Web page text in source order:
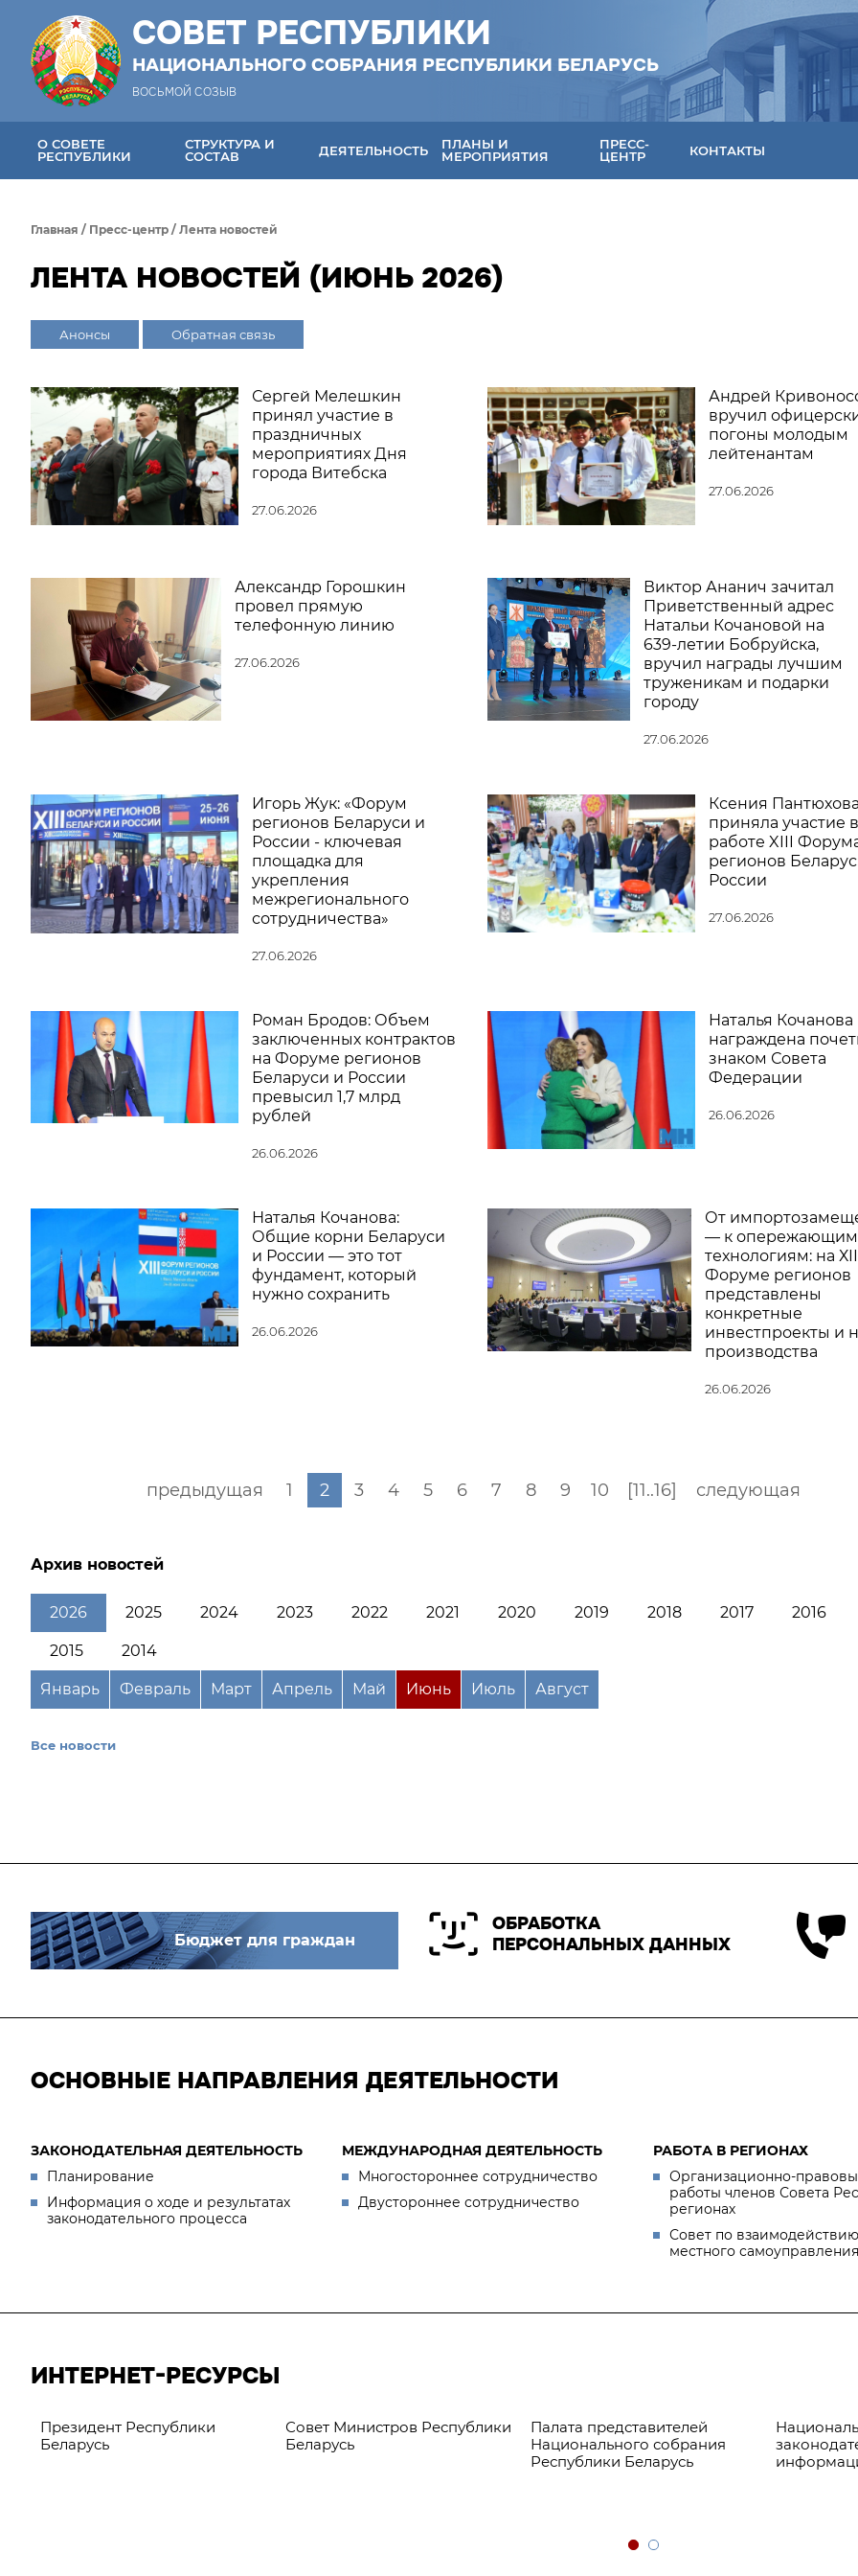
СОВЕТ РЕСПУБЛИКИ
НАЦИОНАЛЬНОГО СОБРАНИЯ РЕСПУБЛИКИ БЕЛАРУСЬ
ВОСЬМОЙ СОЗЫВ
О СОВЕТЕ
РЕСПУБЛИКИ
СТРУКТУРА И
СОСТАВ
ДЕЯТЕЛЬНОСТЬ
ПЛАНЫ И
МЕРОПРИЯТИЯ
ПРЕСС-
ЦЕНТР
КОНТАКТЫ
Главная / Пресс-центр / Лента новостей
ЛЕНТА НОВОСТЕЙ (ИЮНЬ 2026)
Анонсы Обратная связь
Сергей Мелешкин
принял участие в
праздничных
мероприятиях Дня
города Витебска
27.06.2026
Андрей
вручил
погоны молодым
лейтенантам
27.06.2026
Александр Горошкин
провел прямую
телефонную линию
27.06.2026
Виктор Ананич зачитал
Приветственный адрес
Натальи Кочановой на
639-летии Бобруйска,
вручил награды лучшим
труженикам и подарки
городу
27.06.2026
Игорь Жук: «Форум
регионов Беларуси и
России - ключевая
площадка для
укрепления
межрегионального
сотрудничества»
27.06.2026
Ксения Пантюхова
приняла участие в
работе XIII
регионов
России
27.06.2026
Роман Бродов: Объем
заключенных контрактов
на Форуме регионов
Беларуси и России
превысил 1,7 млрд
рублей
26.06.2026
Наталья Кочанова
награждена
знаком Совета
Федерации
26.06.2026
Наталья Кочанова:
Общие корни Беларуси
и России — это тот
фундамент, который
нужно сохранить
26.06.2026
От
— к опережающим
технологиям: на
Форуме регионов
представлены
конкретные
инвестпроекты и
производства
26.06.2026
предыдущая 1 2 3 4 5 6 7 8 9 10 [11..16] следующая
Архив новостей
2026 2025 2024 2023 2022 2021 2020 2019 2018 2017 2016
2015 2014
Январь Февраль Март Апрель Май Июнь Июль Август
Все новости
Бюджет для граждан
ОБРАБОТКА
ПЕРСОНАЛЬНЫХ ДАННЫХ
ОСНОВНЫЕ НАПРАВЛЕНИЯ ДЕЯТЕЛЬНОСТИ
ЗАКОНОДАТЕЛЬНАЯ ДЕЯТЕЛЬНОСТЬ
Планирование
Информация о ходе и результатах
законодательного процесса
МЕЖДУНАРОДНАЯ ДЕЯТЕЛЬНОСТЬ
Многостороннее сотрудничество
Двустороннее сотрудничество
РАБОТА В РЕГИОНАХ
Организационно-
работы членов Совета
регионах
Совет по
местного самоуправления
ИНТЕРНЕТ-РЕСУРСЫ
Президент Республики
Беларусь
Совет Министров Республики
Беларусь
Палата представителей
Национального собрания
Республики Беларусь